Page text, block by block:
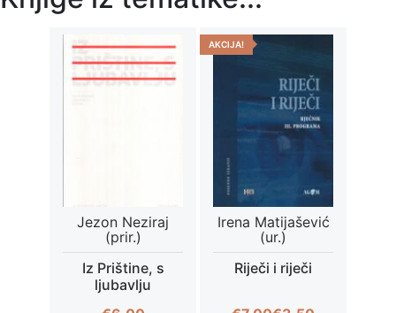
Jezon Neziraj
(prir.)
Iz Prištine, s
ljubavlju
AKCIJA!
Irena Matijašević
(ur.)
Riječi i riječi